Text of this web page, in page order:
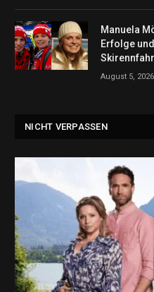
Manuela
Erfolge
August 5, 2026
NICHT VERPASSEN